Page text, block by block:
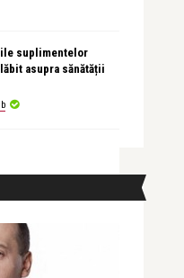
suplimentelor
asupra sănătății